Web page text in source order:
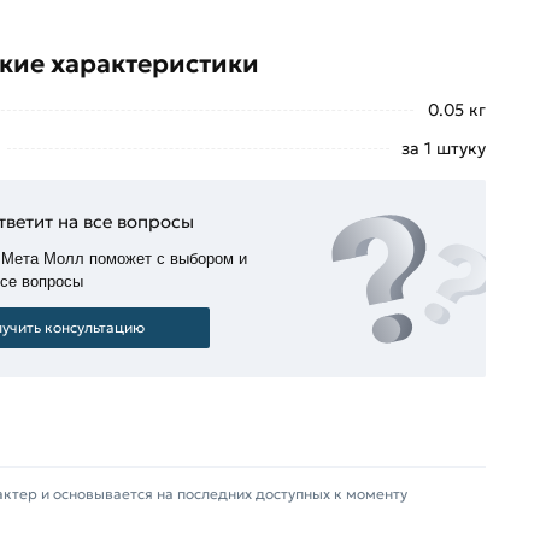
характеристики
0.05 кг
за 1 штуку
на все вопросы
Мета Молл поможет с выбором и
вопросы
консультацию
и основывается на последних доступных к моменту